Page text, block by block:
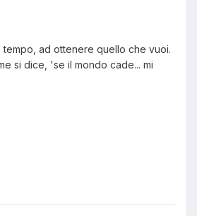
ad ottenere quello che vuoi.
si dice, 'se il mondo cade... mi